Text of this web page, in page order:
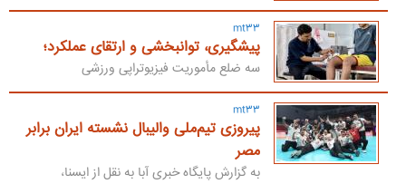
mt33
پیشگیری، توانبخشی و ارتقای عملکرد؛
سه ضلع مأموریت فیزیوتراپی ورزشی
mt33
پیروزی تیم‌ملی والیبال نشسته ایران برابر
مصر
به گزارش پایگاه خبری آبا به نقل از ایسنا،